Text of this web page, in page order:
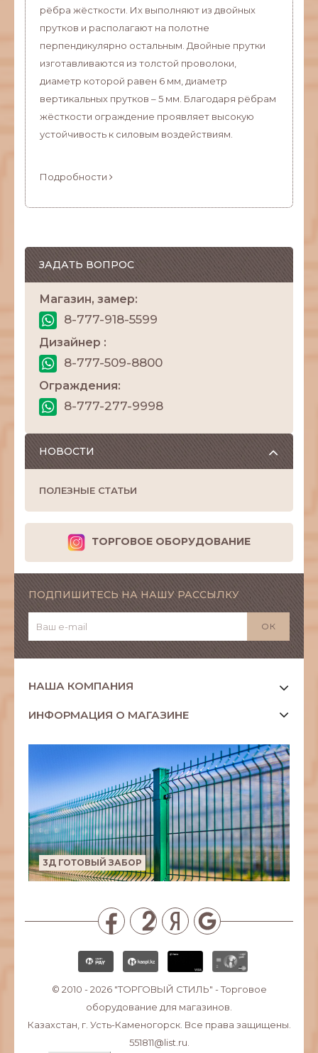
рёбра жёсткости. Их выполняют из двойных
прутков и располагают на полотне
перпендикулярно остальным. Двойные прутки
изготавливаются из толстой проволоки,
диаметр которой равен 6 мм, диаметр
вертикальных прутков – 5 мм. Благодаря рёбрам
жёсткости ограждение проявляет высокую
устойчивость к силовым воздействиям.
Подробности
ЗАДАТЬ ВОПРОС
Магазин, замер:
8-777-918-5599
Дизайнер :
8-777-509-8800
Ограждения:
8-777-277-9998
НОВОСТИ
ПОЛЕЗНЫЕ СТАТЬИ
ТОРГОВОЕ ОБОРУДОВАНИЕ
ПОДПИШИТЕСЬ НА НАШУ РАССЫЛКУ
НАША КОМПАНИЯ
ИНФОРМАЦИЯ О МАГАЗИНЕ
3Д ГОТОВЫЙ ЗАБОР
© 2010 - 2026 "ТОРГОВЫЙ СТИЛЬ" - Торговое
оборудование для магазинов.
Казахстан, г. Усть-Каменогорск. Все права защищены.
551811@list.ru.